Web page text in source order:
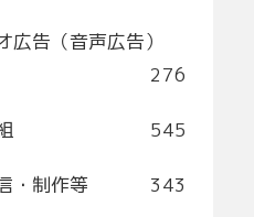
告（音声広告）
276
545
・制作等 343